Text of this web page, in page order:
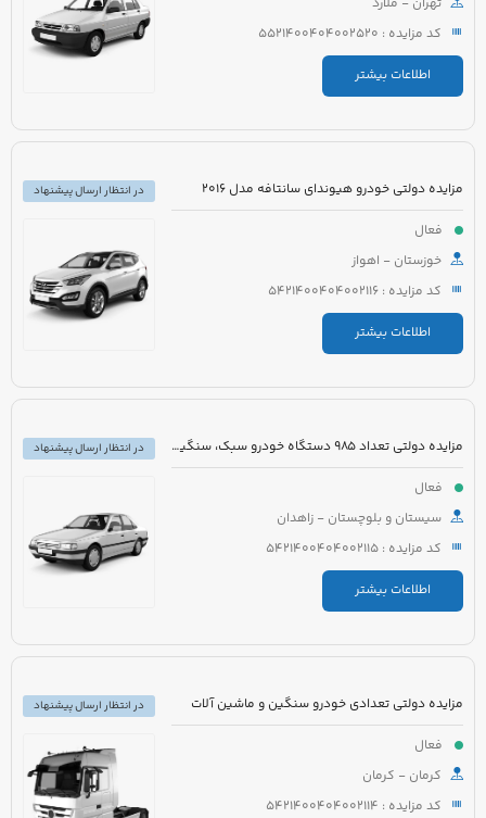
کد مزایده : 5521400404002520
اطلاعات بیشتر
مزایده دولتی خودرو هیوندای سانتافه مدل 2016
فعال
خوزستان - اهواز
کد مزایده : 5421400404002116
اطلاعات بیشتر
در انتظار ارسال پیشنهاد
مزایده دولتی تعداد 985 دستگاه خودرو سبک، سنگین و موتورسیکلت
فعال
سیستان و بلوچستان - زاهدان
کد مزایده : 5421400404002115
اطلاعات بیشتر
در انتظار ارسال پیشنهاد
مزایده دولتی تعدادی خودرو سنگین و ماشین آلات
فعال
کرمان - کرمان
کد مزایده : 5421400404002114
در انتظار ارسال پیشنهاد